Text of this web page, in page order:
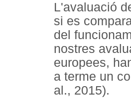
L'avaluació
si es
del
nostres
europees,
a terme un
al., 2015).